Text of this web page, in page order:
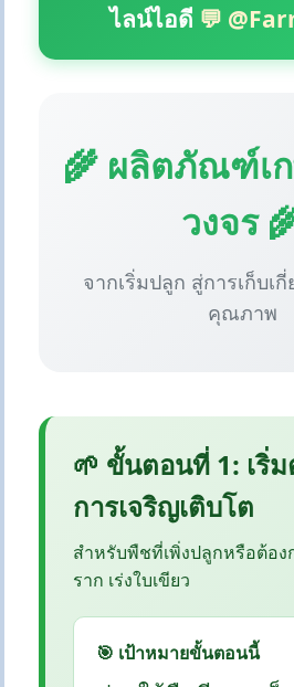
ไลน์ไอดี 💬
🌾 ผลิตภัณฑ์เ
วงจร
จากเริ่มปลูก สู่การเก็บเ
คุณภาพ
🌱 ขั้นตอนที่ 1: เริ่ม
การเจริญเติบโต
สำหรับพืชที่เพิ่งปลูกหรือต้องก
ราก เร่งใบเขียว
🎯 เป้าหมายขั้นตอนนี้